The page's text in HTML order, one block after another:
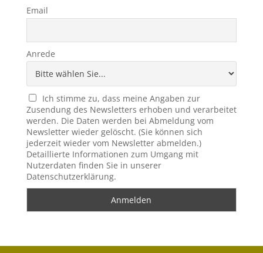
Email
Anrede
Ich stimme zu, dass meine Angaben zur
Zusendung des Newsletters erhoben und verarbeitet
werden. Die Daten werden bei Abmeldung vom
Newsletter wieder gelöscht. (Sie können sich
jederzeit wieder vom Newsletter abmelden.)
Detaillierte Informationen zum Umgang mit
Nutzerdaten finden Sie in unserer
Datenschutzerklärung.